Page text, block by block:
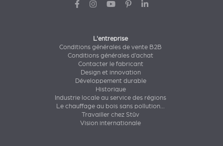
L'entreprise
Conditions générales de vente B2B
Conditions générales d’achat
Contacter le fabricant
Design et innovation
Développement durable
Historique
Industrie locale au service des régions
Le chauffage au bois sans pollution...
Travailler chez Stûv
Vision internationale